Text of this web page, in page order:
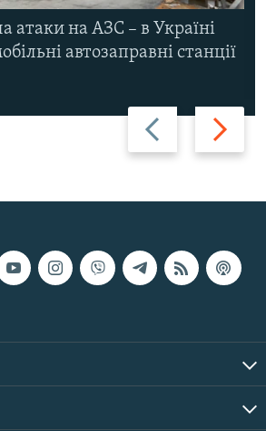
Назад Вперед
атаки на АЗС – в Україні
автозаправні станції